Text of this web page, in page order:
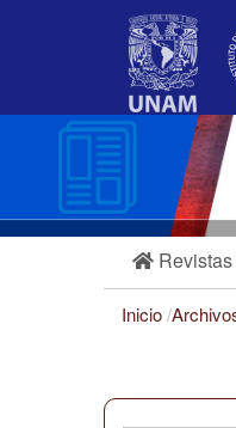
Barra
Revistas
Inicio/